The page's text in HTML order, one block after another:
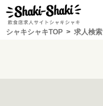
シャキシャキTOP 求人検索